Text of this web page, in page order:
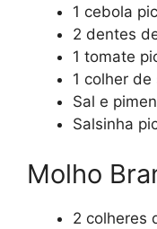
1 cebola
2 dentes
1 tomate
1 colher
Sal e
Salsinha
Molho
2 colheres